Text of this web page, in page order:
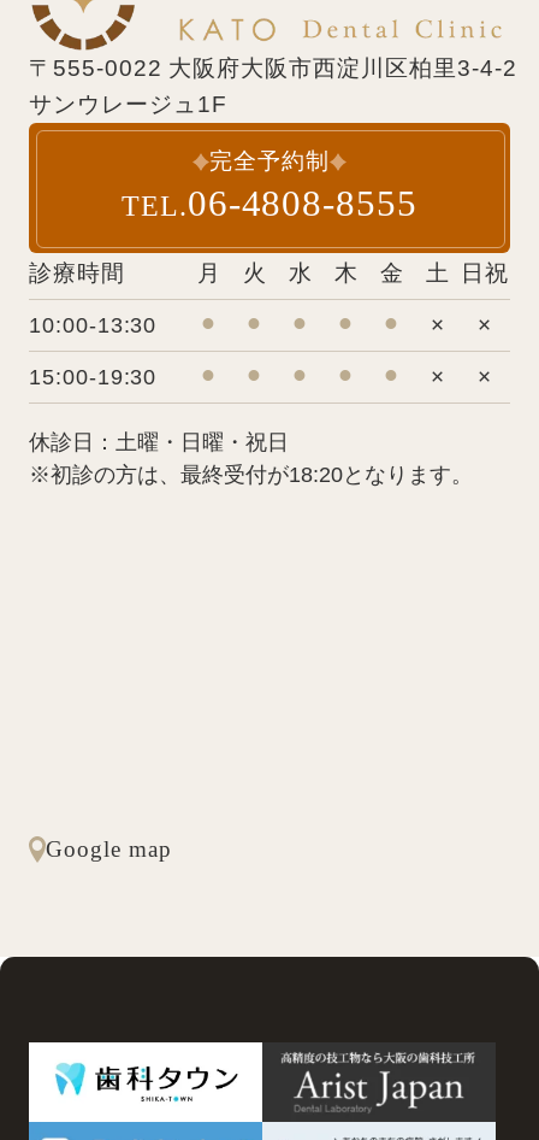
〒555-0022 大阪府大阪市西淀川区柏里3-4-2
サンウレージュ1F
完全予約制
TEL.06-4808-8555
診療時間 月 火 水 木 金 土 日祝
10:00-13:30 ⚫︎ ⚫︎ ⚫︎ ⚫︎ ⚫︎ × ×
15:00-19:30 ⚫︎ ⚫︎ ⚫︎ ⚫︎ ⚫︎ × ×
休診日：土曜・日曜・祝日
※初診の方は、最終受付が18:20となります。
Google map